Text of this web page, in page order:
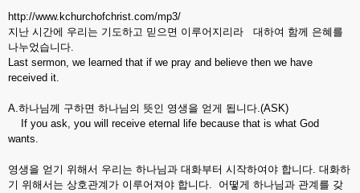
http://www.kchurchofchrist.com/mp3/
지난 시간에 우리는 기도하고 믿으면 이루어지리라 대하여 함께 은혜를
나누었습니다.
Last sermon, we learned that if we pray and believe then we have
received it.
A.하나님께 구하면 하나님의 뜻인 영생을 얻게 됩니다.(ASK)
If you ask, you will receive eternal life because that is what God
wants.
영생을 얻기 위해서 우리는 하나님과 대화부터 시작하여야 합니다. 대화하
기 위해서는 상호관계가 이루어져야 합니다. 어떻게 하나님과 관계를 갖